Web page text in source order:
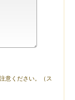
意ください。（ス